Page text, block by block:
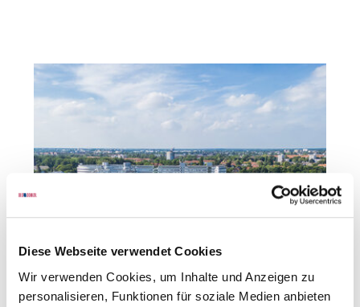
Diese Webseite verwendet Cookies
Wir verwenden Cookies, um Inhalte und Anzeigen zu
personalisieren, Funktionen für soziale Medien anbieten